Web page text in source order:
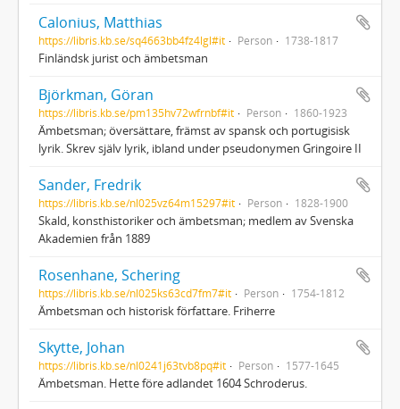
Calonius, Matthias
https://libris.kb.se/sq4663bb4fz4lgl#it Person 1738-1817
Finländsk jurist och ämbetsman
Björkman, Göran
https://libris.kb.se/pm135hv72wfrnbf#it Person 1860-1923
Ämbetsman; översättare, främst av spansk och portugisisk
lyrik. Skrev själv lyrik, ibland under pseudonymen Gringoire II
Sander, Fredrik
https://libris.kb.se/nl025vz64m15297#it Person 1828-1900
Skald, konsthistoriker och ämbetsman; medlem av Svenska
Akademien från 1889
Rosenhane, Schering
https://libris.kb.se/nl025ks63cd7fm7#it Person 1754-1812
Ämbetsman och historisk författare. Friherre
Skytte, Johan
https://libris.kb.se/nl0241j63tvb8pq#it Person 1577-1645
Ämbetsman. Hette före adlandet 1604 Schroderus.